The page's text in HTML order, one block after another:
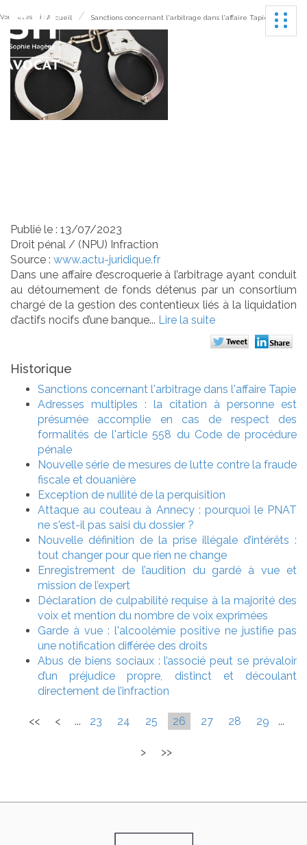
Vous êtes ici :Accueil Sanctions concernant l'arbitrage dans l'affaire Tapie
Publié le : 13/07/2023
Droit pénal / (NPU) Infraction
Source : www.actu-juridique.fr
Dans une affaire d’escroquerie à l’arbitrage ayant conduit
au détournement de fonds détenus par un consortium
chargé de la gestion des contentieux liés à la liquidation
d’actifs nocifs d’une banque... Lire la suite
Historique
Sanctions concernant l'arbitrage dans l'affaire Tapie
Adresses multiples : la citation à personne est
présumée accomplie en cas de respect des
formalités de l'article 558 du Code de procédure
pénale
Nouvelle série de mesures de lutte contre la fraude
fiscale et douanière
Exception de nullité de la perquisition
Attaque au couteau à Annecy : pourquoi le PNAT
ne s'est-il pas saisi du dossier ?
Nouvelle définition de la prise illégale d’intérêts :
tout changer pour que rien ne change
Enregistrement de l’audition du gardé à vue et
mission de l’expert
Déclaration de culpabilité requise à la majorité des
voix et mention du nombre de voix exprimées
Garde à vue : l'alcoolémie positive ne justifie pas
une notification différée des droits
Abus de biens sociaux : l’associé peut se prévaloir
d’un préjudice propre, distinct et découlant
directement de l’infraction
<< < ... 23 24 25 26 27 28 29 ...
> >>